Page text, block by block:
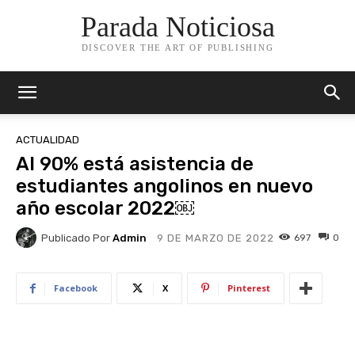
Parada Noticiosa
DISCOVER THE ART OF PUBLISHING
ACTUALIDAD
Al 90% está asistencia de
estudiantes angolinos en nuevo
año escolar 2022￼
Publicado Por Admin 9 DE MARZO DE 2022 0
697
Facebook X Pinterest